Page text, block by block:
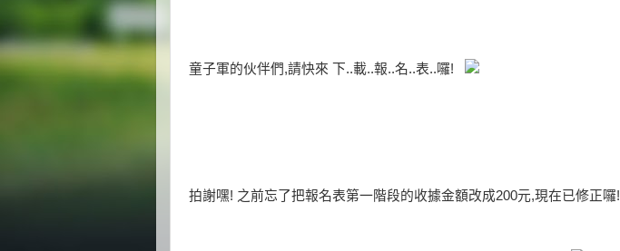
童子軍的伙伴們,請快來 下..載..報..名..表..囉!
拍謝嘿! 之前忘了把報名表第一階段的收據金額改成200元,現在已修正囉!